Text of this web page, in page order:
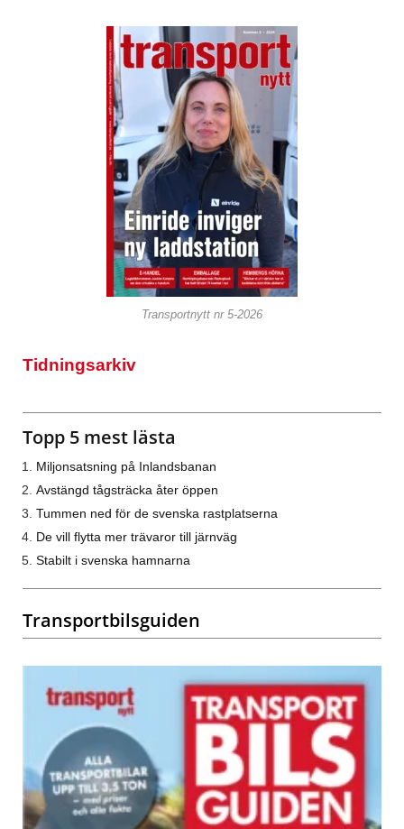
Transportnytt nr 5-2026
Tidningsarkiv
Topp 5 mest lästa
Miljonsatsning på Inlandsbanan
Avstängd tågsträcka åter öppen
Tummen ned för de svenska rastplatserna
De vill flytta mer trävaror till järnväg
Stabilt i svenska hamnarna
Transportbilsguiden